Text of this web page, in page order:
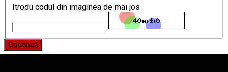
Itrodu codul din imaginea de mai jos
Continuă